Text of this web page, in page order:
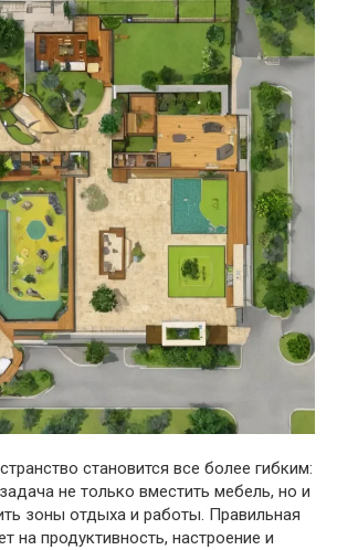
становится все более гибким:
не только вместить мебель, но и
зоны отдыха и работы. Правильная
на продуктивность, настроение и